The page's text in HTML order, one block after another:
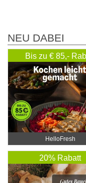
NEU DABEI
Bis zu € 85,-
HelloFresh
20% Rabatt